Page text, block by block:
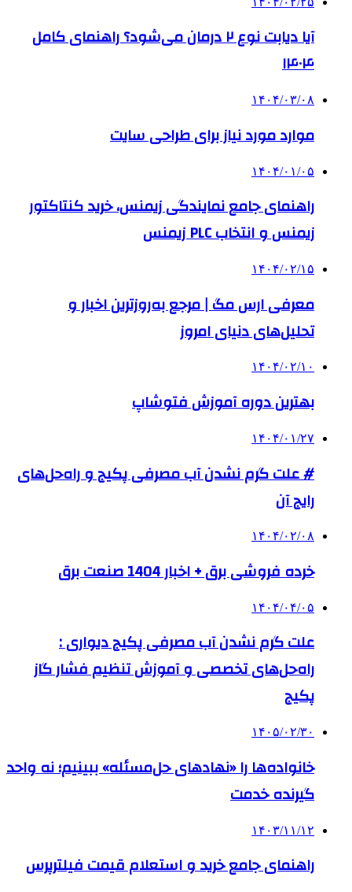
آیا دیابت نوع ۲ درمان می‌شود؟ راهنمای کامل
۱۴۰۴
۱۴۰۴/۰۳/۰۸
موارد مورد نیاز برای طراحی سایت
۱۴۰۴/۰۱/۰۵
راهنمای جامع نمایندگی زیمنس، خرید کنتاکتور
زیمنس و انتخاب PLC زیمنس
۱۴۰۴/۰۲/۱۵
معرفی ارس مگ | مرجع به‌روزترین اخبار و
تحلیل‌های دنیای امروز
۱۴۰۴/۰۲/۱۰
بهترین دوره آموزش فتوشاپ
۱۴۰۴/۰۱/۲۷
# علت گرم نشدن آب مصرفی پکیج و راه‌حل‌های
رایج آن
۱۴۰۴/۰۲/۰۸
خرده فروشی برق + اخبار 1404 صنعت برق
۱۴۰۴/۰۴/۰۵
علت گرم نشدن آب مصرفی پکیج دیواری :
راه‌حل‌های تخصصی و آموزش تنظیم فشار گاز
پکیج
۱۴۰۵/۰۲/۳۰
خانواده‌ها را «نهادهای حل‌مسئله» ببینیم؛ نه واحد
گیرنده خدمت
۱۴۰۳/۱۱/۱۲
راهنمای جامع خرید و استعلام قیمت فیلترپرس